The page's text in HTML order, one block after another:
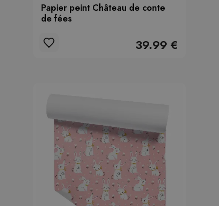
Papier peint Château de conte
de fées
39.99 €